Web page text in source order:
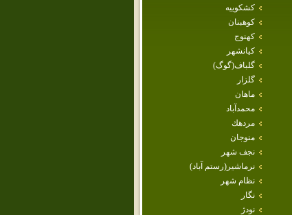
كشكوييه
كوهبنان
كهنوج
كيانشهر
گلباف(گوگ)
گلزار
ماهان
محمدآباد
مردهك
منوجان
نجف شهر
نرماشير(رستم آباد)
نظام شهر
نگار
نودژ